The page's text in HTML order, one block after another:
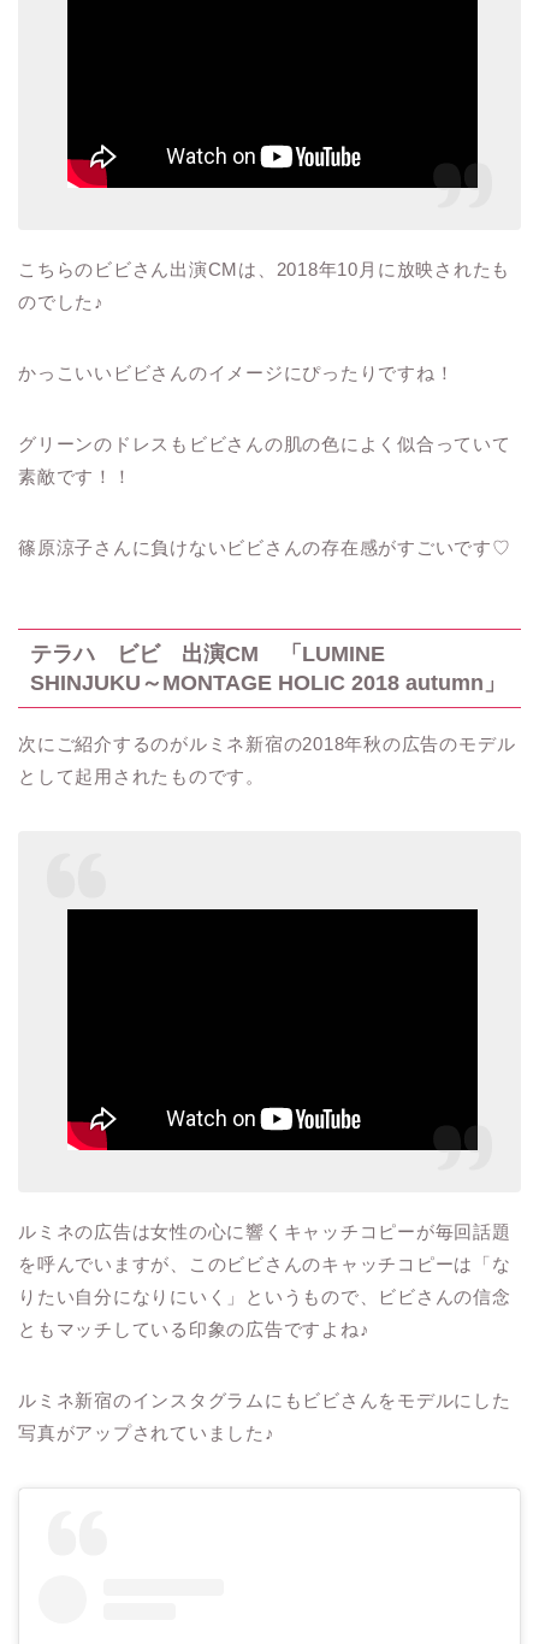
こちらのビビさん出演CMは、 2018年10 月に放映されたも
のでした ♪
かっこいいビビさんのイメージにぴったりですね！
グリーンのドレスもビビさんの肌の色によく似合っていて
素敵です！！
篠原涼子さんに負けないビビさんの存在感がすごいです♡
テラハ ビビ 出演CM 「 LUMINE
SHINJUKU～MONTAGE HOLIC 2018 autumn 」
次にご紹介するのがルミネ新宿の2018年秋の広告のモデル
として起用されたものです。
ルミネの広告は女性の心に響くキャッチコピーが毎回話題
を呼んでいますが、このビビさんのキャッチコピーは「な
りたい自分になりにいく」というもので、ビビさんの信念
ともマッチしている印象の広告ですよね♪
ルミネ新宿のインスタグラムにもビビさんをモデルにした
写真がアップされていました ♪